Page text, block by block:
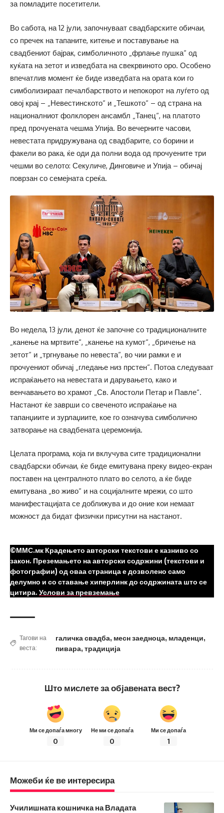
за помладите посетители.
Во сабота, на 12 јули, започнуваат свадбарските обичаи,
со пречек на тапаните, китење и поставување на
свадбениот бајрак, симболичното „фрлање пушка“ од
куќата на зетот и изведбата на свекрвиното оро. Особено
впечатлив момент ќе биде изведбата на ората кои го
симболизираат печалбарството и непокорот на луѓето од
овој крај – „Невестинското“ и „Тешкото“ – од страна на
националниот фолклорен ансамбл „Танец“, на платото
пред прочуената чешма Упија. Во вечерните часови,
невестата придружувана од свадбарите, со борини и
факели во рака, ќе оди да полни вода од прочуените три
чешми во селото: Секуличе, Динговиче и Упија – обичај
поврзан со семејната среќа.
Во недела, 13 јули, денот ќе започне со традиционалните
„канење на мртвите“, „канење на кумот“, „бричење на
зетот“ и „тргнување по невеста“, во чии рамки е и
прочуениот обичај „гледање низ прстен“. Потоа следуваат
испраќањето на невестата и дарувањето, како и
венчавањето во храмот „Св. Апостоли Петар и Павле“.
Настанот ќе заврши со свеченото испраќање на
тапанџиите и зурлаџиите, кое го означува симболично
затворање на свадбената церемонија.
Целата програма, која ги вклучува сите традиционални
свадбарски обичаи, ќе биде емитувана преку видео-екран
поставен на централното плато во селото, а ќе биде
емитувана „во живо“ и на социјалните мрежи, со што
манифестацијата се доближува и до оние кои немаат
можност да бидат физички присутни на настанот.
©ММС.мк Крадењето авторски текстови е казниво со
закон. Преземањето на авторски содржини (текстови и
фотографии) од оваа страница е дозволено само
делумно и со ставање хиперлинк до содржината што се
цитира. Услови за превземање
Тагови на
веста:
галичка свадба, месн заедноца, младенци,
пивара,традиција
Што мислете за објавената вест?
Ми се допаѓа многу
0
Не ми се допаѓа
0
Ми се допаѓа
1
Можеби ќе ве интересира
Училишната кошничка на Владата